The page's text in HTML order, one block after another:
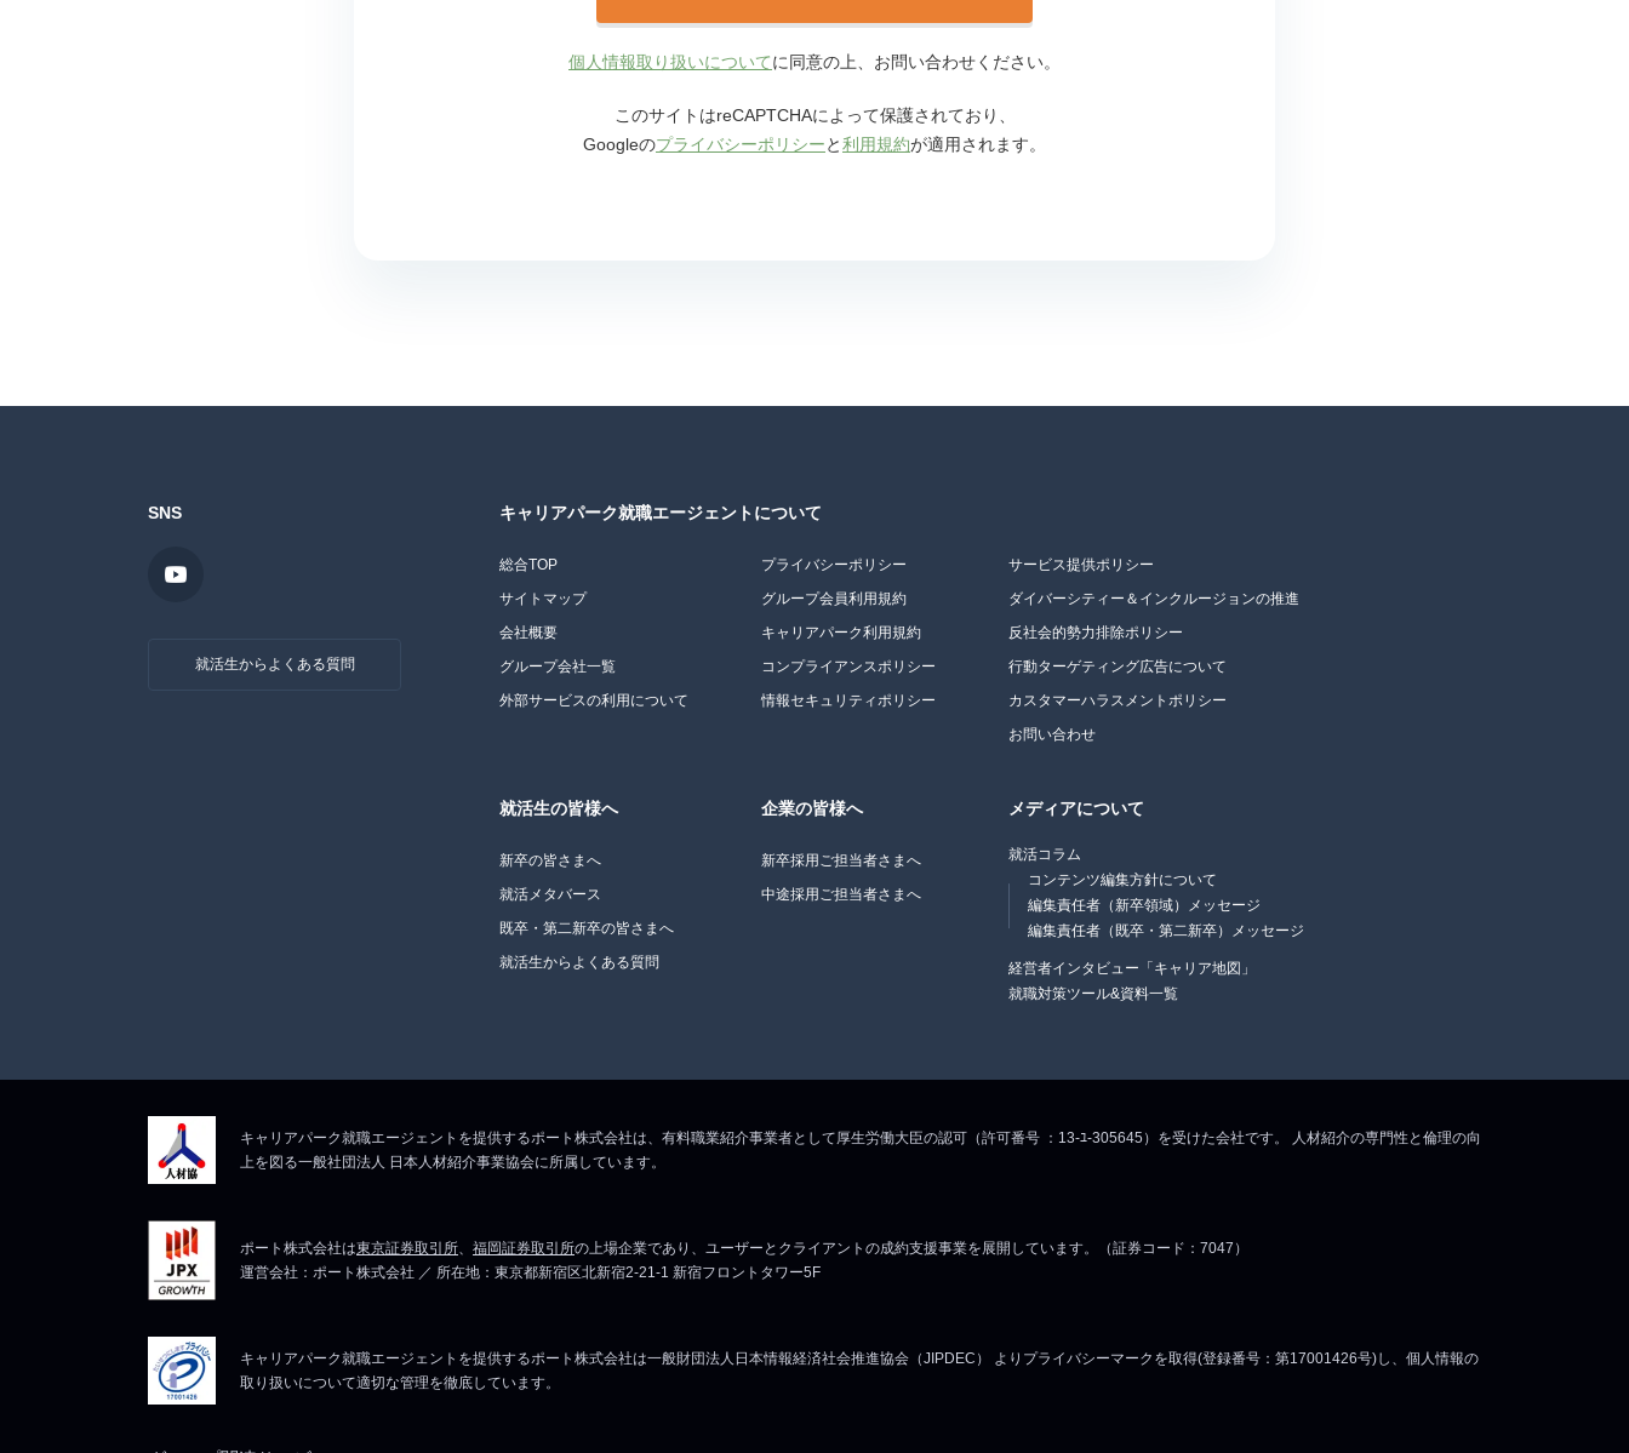
個人情報取り扱いについてに同意の上、お問い合わせください。
このサイトはreCAPTCHAによって保護されており、
Googleのプライバシーポリシーと利用規約が適用されます。
SNS
就活生からよくある質問
キャリアパーク就職エージェントについて
総合TOP
サイトマップ
会社概要
グループ会社一覧
外部サービスの利用について
プライバシーポリシー
グループ会員利用規約
キャリアパーク利用規約
コンプライアンスポリシー
情報セキュリティポリシー
サービス提供ポリシー
ダイバーシティー＆インクルージョンの推進
反社会的勢力排除ポリシー
行動ターゲティング広告について
カスタマーハラスメントポリシー
お問い合わせ
就活生の皆様へ
新卒の皆さまへ
就活メタバース
既卒・第二新卒の皆さまへ
就活生からよくある質問
企業の皆様へ
新卒採用ご担当者さまへ
中途採用ご担当者さまへ
メディアについて
就活コラム
コンテンツ編集方針について
編集責任者（新卒領域）メッセージ
編集責任者（既卒・第二新卒）メッセージ
経営者インタビュー「キャリア地図」
就職対策ツール&資料一覧